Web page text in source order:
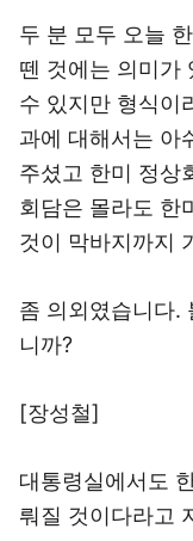
두 분 모두 오늘
뗀 것에는 의미가
수 있지만 형식이
과에 대해서는 아
주셨고 한미 정상
회담은 몰라도 한
것이 막바지까지
좀 의외였습니다.
니까?
[장성철]
대통령실에서도
뤄질 것이다라고